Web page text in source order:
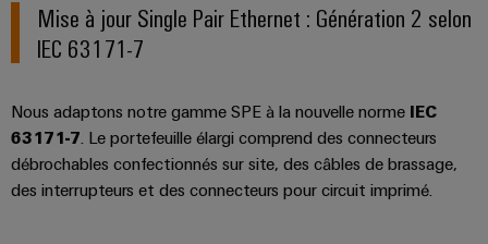
équipés
Assemblage
câbles
spécifiques
Mise à jour Single Pair Ethernet : Génération 2 selon
IEC 63171-7
Nous adaptons notre gamme SPE à la nouvelle norme IEC
63171-7. Le portefeuille élargi comprend des connecteurs
débrochables confectionnés sur site, des câbles de brassage,
des interrupteurs et des connecteurs pour circuit imprimé.